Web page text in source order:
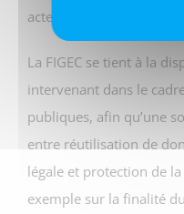
acteurs privés via les
La FIGEC se tient à la
intervenant dans le
publiques, afin qu’une
entre réutilisation de
légale et protection de
exemple sur la finalité